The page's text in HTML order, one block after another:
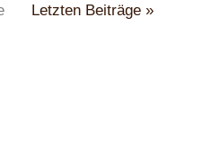
Letzten Beiträge »